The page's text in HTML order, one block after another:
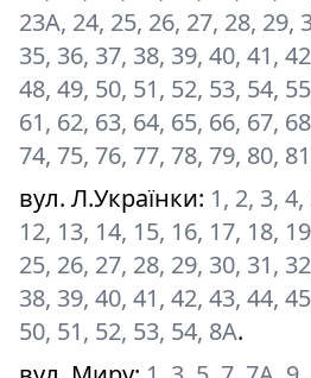
23А, 24, 25, 26, 27, 28, 29,
35, 36, 37, 38, 39, 40, 41,
48, 49, 50, 51, 52, 53, 54,
61, 62, 63, 64, 65, 66, 67,
74, 75, 76, 77, 78, 79, 80, 81
вул. Л.Українки: 1, 2, 3,
12, 13, 14, 15, 16, 17, 18,
25, 26, 27, 28, 29, 30, 31,
38, 39, 40, 41, 42, 43, 44,
50, 51, 52, 53, 54, 8А.